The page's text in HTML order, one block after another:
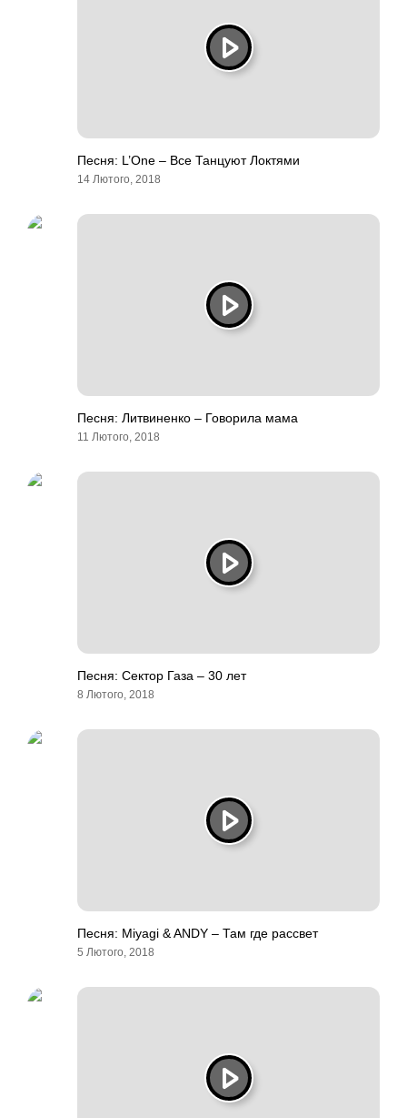
Песня: L’One – Все Танцуют Локтями
14 Лютого, 2018
Песня: Литвиненко – Говорила мама
11 Лютого, 2018
Песня: Сектор Газа – 30 лет
8 Лютого, 2018
Песня: Miyagi & ANDY – Там где рассвет
5 Лютого, 2018